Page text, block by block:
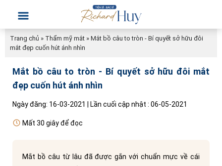
Trang chủ » Thẩm mỹ mắt » Mắt bồ câu to tròn - Bí quyết sở hữu đôi
mắt đẹp cuốn hút ánh nhìn
Mắt bồ câu to tròn - Bí quyết sở hữu đôi mắt
đẹp cuốn hút ánh nhìn
Ngày đăng: 16-03-2021 | Lần cuối cập nhật : 06-05-2021
Mất 30 giây để đọc
Mắt bồ câu từ lâu đã được gắn với chuẩn mực về cái